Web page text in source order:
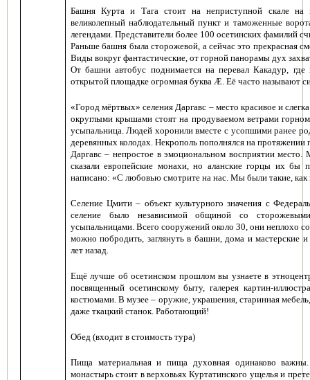
Башня Курта и Тага стоит на неприступной скале
великолепный наблюдательный пункт и таможенные
легендами. Представители более 100 осетинских фамилий
Раньше башня была сторожевой, а сейчас это прекрасная
Виды вокруг фантастические, от горной панорамы дух
От башни автобус поднимается на перевал Какадур,
открытой площадке огромная буква Æ . Её часто называют
«Город мёртвых» селения Даргавс – место красивое и
округлыми крышами стоят на продуваемом ветрами
усыпальница. Людей хоронили вместе с усопшими ранее
деревянных колодах. Некрополь пополнялся на протяжении
Даргавс – непростое в эмоциональном восприятии
сказали европейские монахи, но аланские горцы их бы
написано: «С любовью смотрите на нас. Мы были такие, как
Селение Цмити – объект культурного значения с
селение было независимой общиной со
усыпальницами. Всего сооружений около 30, они неплохо
можно побродить, заглянуть в башни, дома и мастерские
лет назад.
Ещё лучше об осетинском прошлом вы узнаете в
посвященный осетинскому быту, галерея картин-
костюмами. В музее – оружие, украшения, старинная
даже ткацкий станок. Работающий!
Обед (входит в стоимость тура)
Пища материальная и пища духовная одинаково важны.
монастырьстоит в верховьях Куртатинского ущелья и